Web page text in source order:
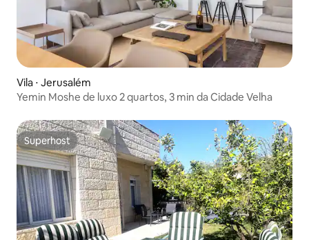
Vila ⋅ Jerusalém
Yemin Moshe de luxo 2 quartos, 3 min da Cidade Velha
Superhost
Superhost